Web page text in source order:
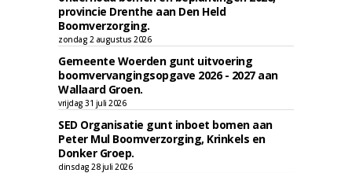
provincie Drenthe aan Den Held
Boomverzorging.
zondag 2 augustus 2026
Gemeente Woerden gunt uitvoering
boomvervangingsopgave 2026 - 2027 aan
Wallaard Groen.
vrijdag 31 juli 2026
SED Organisatie gunt inboet bomen aan
Peter Mul Boomverzorging, Krinkels en
Donker Groep.
dinsdag 28 juli 2026